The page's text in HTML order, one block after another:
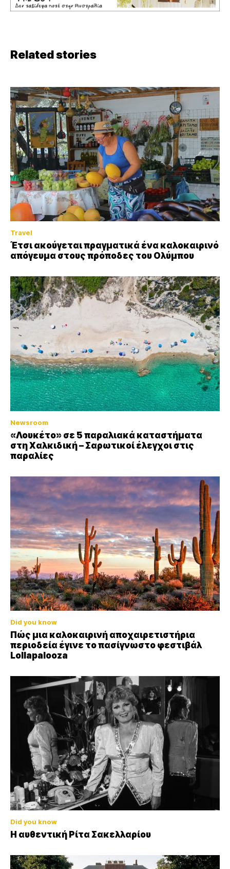
Related stories
Travel
Έτσι ακούγεται πραγματικά ένα καλοκαιρινό
απόγευμα στους πρόποδες του Ολύμπου
Newsroom
«Λουκέτο» σε 5 παραλιακά καταστήματα
στη Χαλκιδική – Σαρωτικοί έλεγχοι στις
παραλίες
Did you know
Πώς μια καλοκαιρινή αποχαιρετιστήρια
περιοδεία έγινε το πασίγνωστο φεστιβάλ
Lollapalooza
Did you know
Η αυθεντική Ρίτα Σακελλαρίου